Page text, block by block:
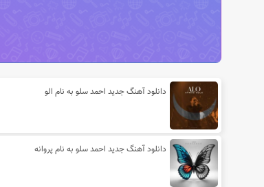
آخرین مطالب دسته بندی
دانلود آهنگ جدید احمد سلو به نام الو
دانلود آهنگ جدید احمد سلو به نام پروانه